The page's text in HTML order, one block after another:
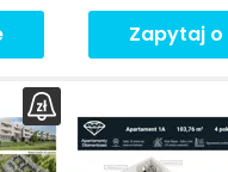
Zapytaj